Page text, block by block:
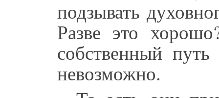
подзывать
Разве это
собственный
невозможно.